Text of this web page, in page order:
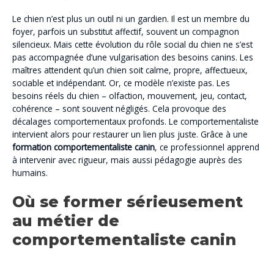
Le chien n’est plus un outil ni un gardien. Il est un membre du
foyer, parfois un substitut affectif, souvent un compagnon
silencieux. Mais cette évolution du rôle social du chien ne s’est
pas accompagnée d’une vulgarisation des besoins canins. Les
maîtres attendent qu’un chien soit calme, propre, affectueux,
sociable et indépendant. Or, ce modèle n’existe pas. Les
besoins réels du chien – olfaction, mouvement, jeu, contact,
cohérence – sont souvent négligés. Cela provoque des
décalages comportementaux profonds. Le comportementaliste
intervient alors pour restaurer un lien plus juste. Grâce à une
formation comportementaliste canin, ce professionnel apprend
à intervenir avec rigueur, mais aussi pédagogie auprès des
humains.
Où se former sérieusement
au métier de
comportementaliste canin